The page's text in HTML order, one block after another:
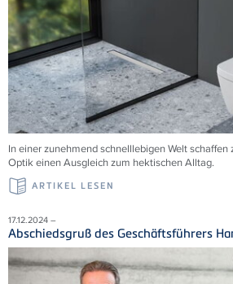
In einer zunehmend schnelllebigen Welt
Optik einen Ausgleich zum hektischen Alltag.
ARTIKEL LESEN
17.12.2024 –
Abschiedsgruß des Geschäftsführers